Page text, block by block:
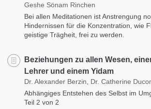
Geshe Sönam Rinchen
Bei allen Meditationen ist Anstrengung
Hindernissen für die Konzentration, wie
geistige Trägheit, frei zu werden.
Beziehungen zu allen Wesen,
Lehrer und einem Yidam
Dr. Alexander Berzin, Dr. Catherine
Abhängiges Entstehen des Selbst im
Teil 2 von 2